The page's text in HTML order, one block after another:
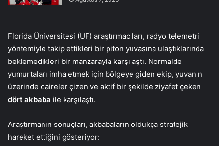
Florida Üniversitesi (UF) araştırmacıları, radyo telemetri
yöntemiyle takip ettikleri bir piton yuvasına ulaştıklarında
beklemedikleri bir manzarayla karşılaştı. Normalde
yumurtaları imha etmek için bölgeye giden ekip, yuvanın
üzerinde daireler çizen ve aktif bir şekilde ziyafet çeken
dört akbaba ile karşılaştı.
Araştırmanın sonuçları, akbabaların oldukça stratejik
hareket ettiğini gösteriyor: